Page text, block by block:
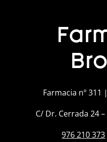
Farmacia nº 311
C/ Dr. Cerrada 24
976 210 373